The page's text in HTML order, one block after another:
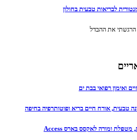
לבריאות טבעית בחולון
הרגשתי את ההבדל
ואימון רפואי בבת ים
טבעית, אורח חיים בריא ופוטותרפיה בחיפה
שרונה סופר -מאמנת רוחנית, מטפלת ומורה לאקסס בארס Access